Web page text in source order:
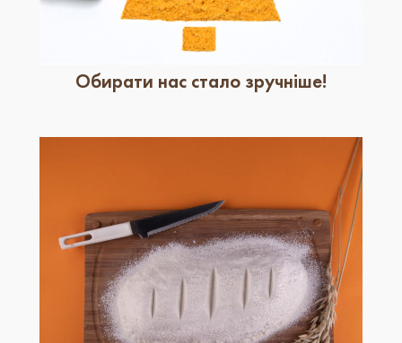
​Обирати нас стало зручніше!